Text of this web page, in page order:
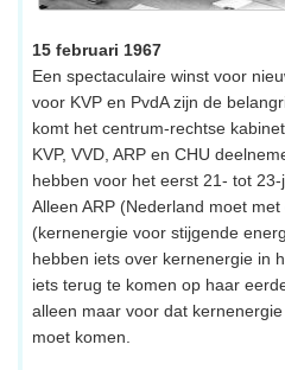
15 februari 1967
Een spectaculaire winst voor
voor KVP en PvdA zijn de
komt het centrum-rechtse
KVP, VVD, ARP en CHU
hebben voor het eerst 21- tot
Alleen ARP (Nederland moet
(kernenergie voor stijgende
hebben iets over kernenergie in
iets terug te komen op haar
alleen maar voor dat
moet komen.